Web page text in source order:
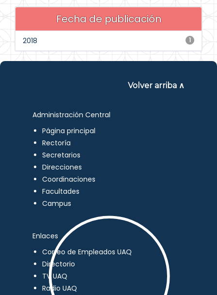
Fecha de publicación
1
2018
Volver arriba ∧
Administración Central
Página principal
Rectoría
Secretarios
Direcciones
Coordinaciones
Facultades
Campus
Enlaces
Correo de Empleados UAQ
Directorio
TV UAQ
Radio UAQ